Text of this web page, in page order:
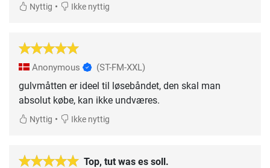
Nyttig • Ikke nyttig
Anonymous (ST-FM-XXL)
gulvmåtten er ideel til løsebåndet, den skal man
absolut købe, kan ikke undværes.
Nyttig • Ikke nyttig
Top, tut was es soll.